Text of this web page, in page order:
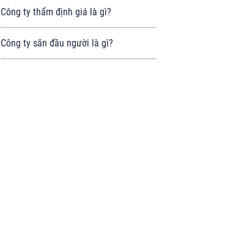
Công ty thẩm định giá là gì?
Công ty săn đầu người là gì?